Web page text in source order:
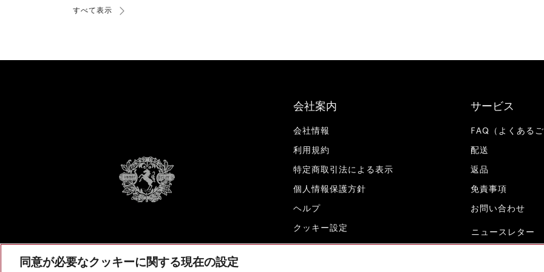
すべて表示
会社案内
会社情報
利用規約
特定商取引法による表示
個人情報保護方針
ヘルプ
クッキー設定
サービス
FAQ（よくある
配送
返品
免責事項
お問い合わせ
ニュースレター
同意が必要なクッキーに関する現在の設定